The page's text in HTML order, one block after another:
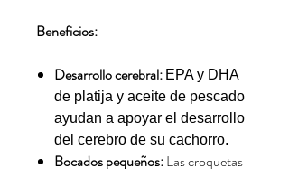
Beneficios:
Desarrollo cerebral: EPA y DHA
de platija y aceite de pescado
ayudan a apoyar el desarrollo
del cerebro de su cachorro.
Bocados pequeños:Las croquetas